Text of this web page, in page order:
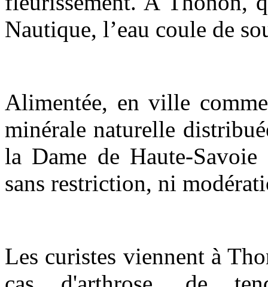
Nautique, l’eau coule de
Alimentée, en ville
minérale naturelle
la Dame de Haute-
sans restriction, ni
Les curistes viennent à